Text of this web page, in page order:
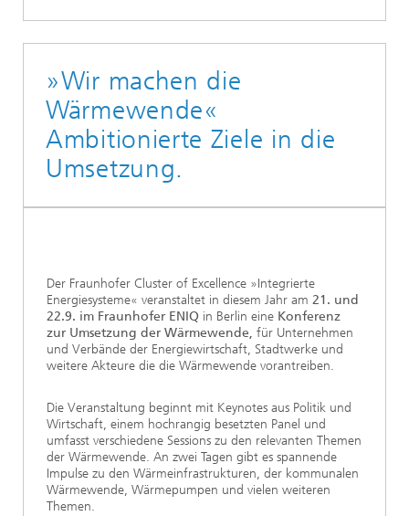
»Wir machen die
Wärmewende«
Ambitionierte Ziele in die
Umsetzung.
Der Fraunhofer Cluster of Excellence »Integrierte
Energiesysteme« veranstaltet in diesem Jahr am 21. und
22.9. im Fraunhofer ENIQ in Berlin eine Konferenz
zur Umsetzung der Wärmewende, für Unternehmen
und Verbände der Energiewirtschaft, Stadtwerke und
weitere Akteure die die Wärmewende vorantreiben.
Die Veranstaltung beginnt mit Keynotes aus Politik und
Wirtschaft, einem hochrangig besetzten Panel und
umfasst verschiedene Sessions zu den relevanten Themen
der Wärmewende. An zwei Tagen gibt es spannende
Impulse zu den Wärmeinfrastrukturen, der kommunalen
Wärmewende, Wärmepumpen und vielen weiteren
Themen.